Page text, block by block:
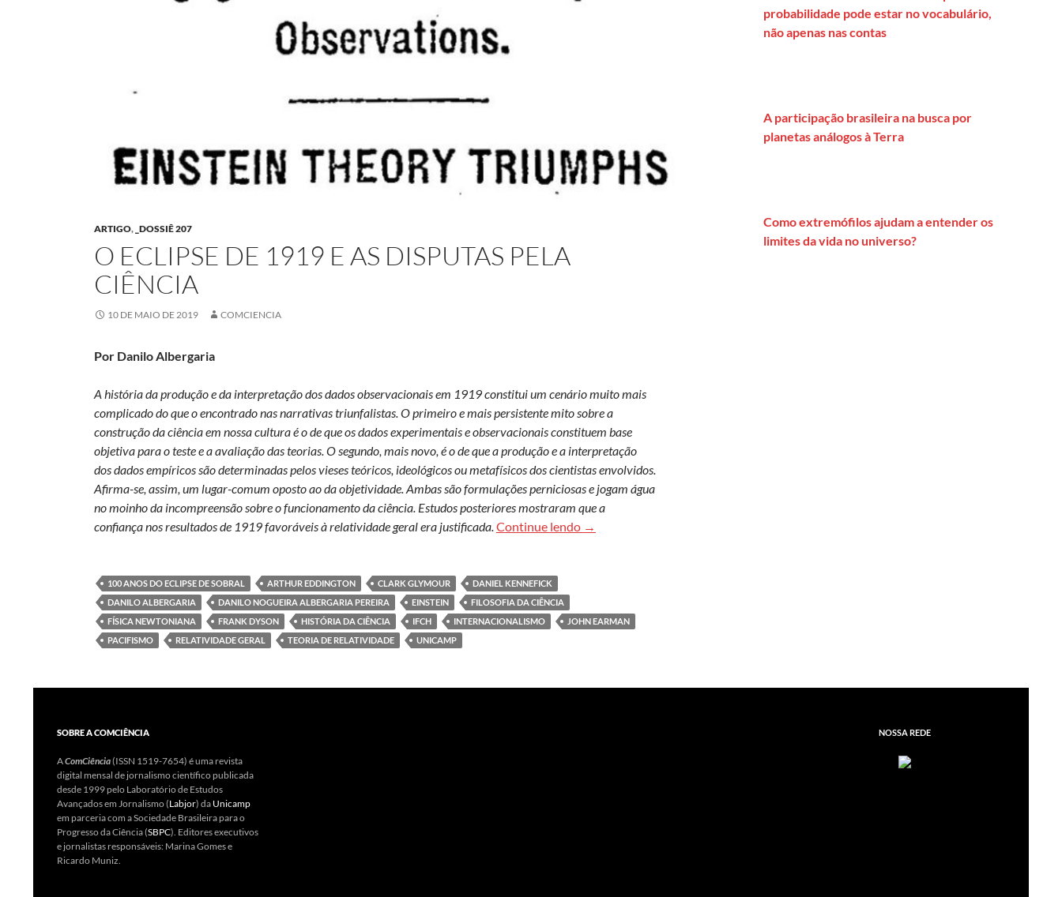
ARTIGO, _DOSSIÊ 207
O ECLIPSE DE 1919 E AS DISPUTAS PELA
CIÊNCIA
10 DE MAIO DE 2019 COMCIENCIA
Por Danilo Albergaria
A história da produção e da interpretação dos dados observacionais em 1919 constitui um cenário muito mais
complicado do que o encontrado nas narrativas triunfalistas. O primeiro e mais persistente mito sobre a
construção da ciência em nossa cultura é o de que os dados experimentais e observacionais constituem base
objetiva para o teste e a avaliação das teorias. O segundo, mais novo, é o de que a produção e a interpretação
dos dados empíricos são determinadas pelos vieses teóricos, ideológicos ou metafísicos dos cientistas envolvidos.
Afirma-se, assim, um lugar-comum oposto ao da objetividade. Ambas são formulações perniciosas e jogam água
no moinho da incompreensão sobre o funcionamento da ciência. Estudos posteriores mostraram que a
confiança nos resultados de 1919 favoráveis à relatividade geral era justificada. Continue lendo O eclipse de 1919 e as disputas pela ciência
→
100 ANOS DO ECLIPSE DE SOBRAL ARTHUR EDDINGTON CLARK GLYMOUR
DANIEL KENNEFICK
DANILO ALBERGARIA
DANILO NOGUEIRA ALBERGARIA PEREIRA EINSTEIN
FILOSOFIA DA CIÊNCIA
FÍSICA NEWTONIANA
FRANK DYSON HISTÓRIA DA CIÊNCIA IFCH INTERNACIONALISMO
JOHN EARMAN
PACIFISMO
RELATIVIDADE GERAL TEORIA DE RELATIVIDADE UNICAMP
probabilidade pode estar no vocabulário,
não apenas nas contas
A participação brasileira na busca por
planetas análogos à Terra
Como extremófilos ajudam a entender os
limites da vida no universo?
SOBRE A COMCIÊNCIA
AComCiência(ISSN 1519-7654) é uma revista
digital mensal de jornalismo científico publicada
desde 1999 pelo Laboratório de Estudos
Avançados em Jornalismo (Labjor) da Unicamp
em parceria com a Sociedade Brasileira para o
Progresso da Ciência (SBPC). Editores executivos
e jornalistas responsáveis: Marina Gomes e
Ricardo Muniz.
NOSSA REDE